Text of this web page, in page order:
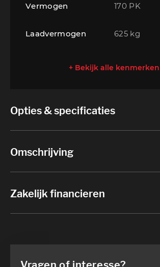
Vermogen 170 PK
Laadvermogen 625 kg
+ Bekijk alle kenmerken
Opties & specificaties
Omschrijving
Zakelijk financieren